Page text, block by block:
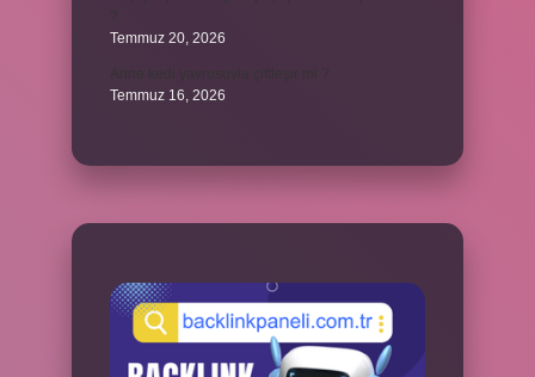
Temmuz 20, 2026
Temmuz 16, 2026